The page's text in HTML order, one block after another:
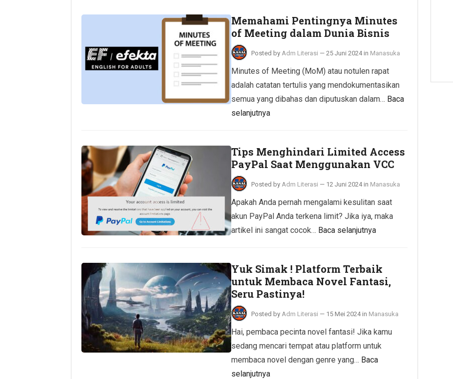
Memahami Pentingnya Minutes
of Meeting dalam Dunia Bisnis
Posted by Adm Literasi — 25 Juni 2024 in Manasuka
Minutes of Meeting (MoM) atau notulen rapat
adalah catatan tertulis yang mendokumentasikan
semua yang dibahas dan diputuskan dalam… Baca
selanjutnya
Tips Menghindari Limited Access
PayPal Saat Menggunakan VCC
Posted by Adm Literasi — 12 Juni 2024 in Manasuka
Apakah Anda pernah mengalami kesulitan saat
akun PayPal Anda terkena limit? Jika iya, maka
artikel ini sangat cocok… Baca selanjutnya
Yuk Simak ! Platform Terbaik
untuk Membaca Novel Fantasi,
Seru Pastinya!
Posted by Adm Literasi — 15 Mei 2024 in Manasuka
Hai, pembaca pecinta novel fantasi! Jika kamu
sedang mencari tempat atau platform untuk
membaca novel dengan genre yang… Baca
selanjutnya